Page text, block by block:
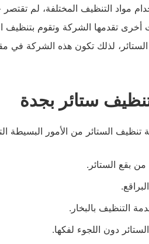
مواد التنظيف المختلفة، لم
تقدمها الشركة وتقوم بتنظيف
الستائر، لذلك تكون هذه الشركة في
ستائر بجدة
الستائر من الأمور البسيطة
بقع الستائر.
التنظيف بالبخار.
دون اللجوء لفكها.